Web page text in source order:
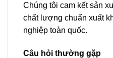
Chúng tôi cam kết sản
chất lượng chuẩn xuất
nghiệp toàn quốc.
Câu hỏi thường gặp